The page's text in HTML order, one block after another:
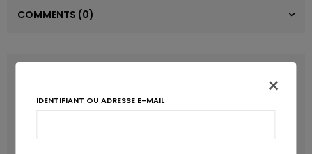
COMMENTS (0)
×
IDENTIFIANT OU ADRESSE E-MAIL